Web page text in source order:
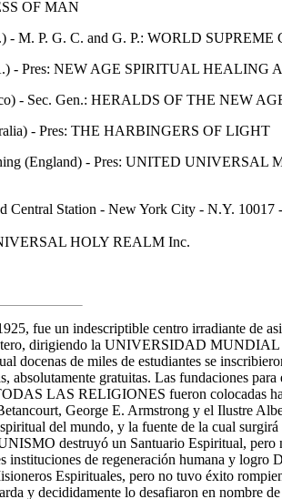
OF MAN
- M. P. G. C. and G. P.: WORLD
- Pres: NEW AGE SPIRITUAL HEALING
- Sec. Gen.: HERALDS OF THE NEW
- Pres: THE HARBINGERS OF LIGHT
(England) - Pres: UNITED UNIVERSAL
Central Station - New York City - N.Y.
HOLY REALM Inc.
fue un indescriptible centro irradiante de
dirigiendo la UNIVERSIDAD
docenas de miles de estudiantes se
absolutamente gratuitas. Las fundaciones
LAS RELIGIONES fueron colocadas
George E. Armstrong y el Ilustre
del mundo, y la fuente de la cual
destruyó un Santuario Espiritual, pero
instituciones de regeneración humana y logro
Espirituales, pero no tuvo éxito
y decididamente lo desafiaron en nombre